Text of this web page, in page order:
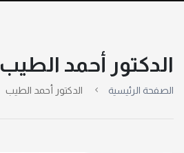
الدكتور أحمد الطيب
الصفحة الرئيسية الدكتور أحمد الطيب